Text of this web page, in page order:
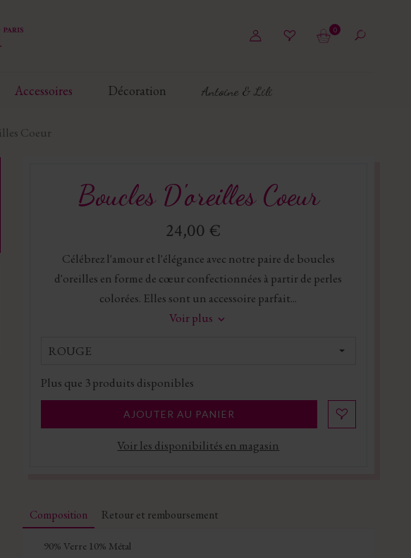
0
Accessoires Décoration Antoine & Lili
Coeur
Boucles D'oreilles Coeur
24,00 €
Célébrez l'amour et l'élégance avec notre paire de boucles
d'oreilles en forme de cœur confectionnées à partir de perles
colorées. Elles sont un accessoire parfait...
Voir plus
ROUGE
Plus que 3produits disponibles
AJOUTER AU PANIER
Voir les disponibilités en magasin
Composition Retour et remboursement
90% Verre 10% Métal